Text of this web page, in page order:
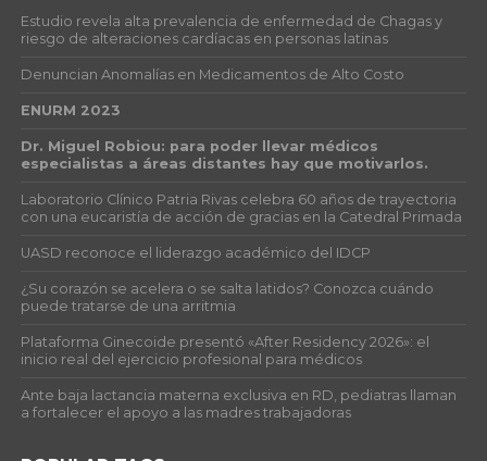
Estudio revela alta prevalencia de enfermedad de Chagas y
riesgo de alteraciones cardíacas en personas latinas
Denuncian Anomalías en Medicamentos de Alto Costo
ENURM 2023
Dr. Miguel Robiou: para poder llevar médicos
especialistas a áreas distantes hay que motivarlos.
Laboratorio Clínico Patria Rivas celebra 60 años de trayectoria
con una eucaristía de acción de gracias en la Catedral Primada
UASD reconoce el liderazgo académico del IDCP
¿Su corazón se acelera o se salta latidos? Conozca cuándo
puede tratarse de una arritmia
Plataforma Ginecoide presentó «After Residency 2026»: el
inicio real del ejercicio profesional para médicos
Ante baja lactancia materna exclusiva en RD, pediatras llaman
a fortalecer el apoyo a las madres trabajadoras